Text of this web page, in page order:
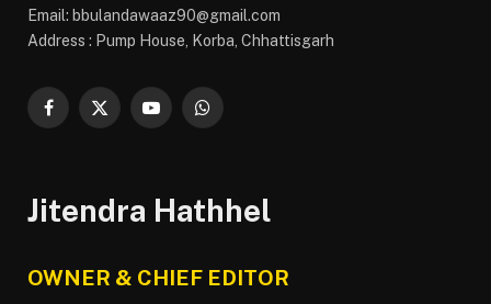
Email: bbulandawaaz90@gmail.com
Address : Pump House, Korba, Chhattisgarh
Facebook
X
YouTubeWhatsApp
Jitendra Hathhel
OWNER & CHIEF EDITOR